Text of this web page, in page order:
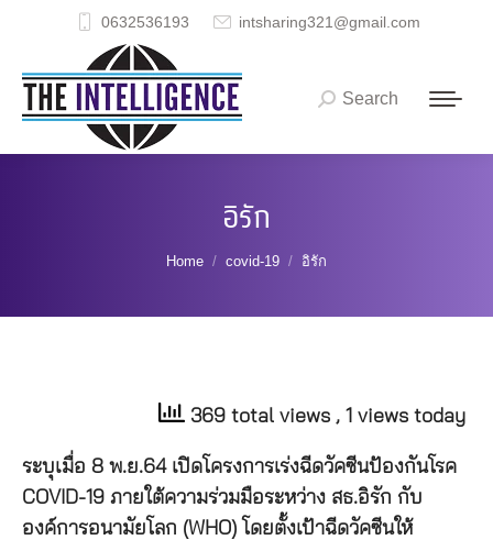
0632536193 intsharing321@gmail.com
Search:
Search
อิรัก
You are here:
Home covid-19 อิรัก
369 total views , 1 views today
ระบุเมื่อ 8 พ.ย.64 เปิดโครงการเร่งฉีดวัคซีนป้องกันโรค
COVID-19 ภายใต้ความร่วมมือระหว่าง สธ.อิรัก กับ
องค์การอนามัยโลก (WHO) โดยตั้งเป้าฉีดวัคซีนให้